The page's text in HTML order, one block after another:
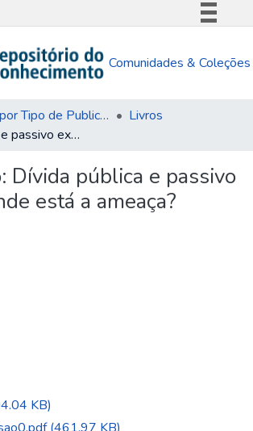
Comunica BR
Acesso à informação
Comunidades & Coleções
Navegar por Tipo de Publicação
Livros
Dívida pública e passivo externo: onde está a ameaça?
Dívida pública e passivo
está a ameaça?
KB)